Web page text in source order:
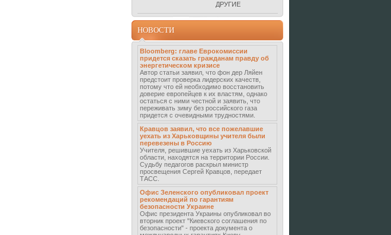
ДРУГИЕ
НОВОСТИ
Bloomberg: главе Еврокомиссии
придется сказать гражданам правду об
энергетическом кризисе
Автор статьи заявил, что фон дер Ляйен
предстоит проверка лидерских качеств,
потому что ей необходимо восстановить
доверие европейцев к их властям, однако
остаться с ними честной и заявить, что
переживать зиму без российского газа
придется с очевидными трудностями.
Кравцов заявил, что все пожелавшие
уехать из Харьковщины учителя были
перевезены в Россию
Учителя, решившие уехать из Харьковской
области, находятся на территории России.
Судьбу педагогов раскрыл министр
просвещения Сергей Кравцов, передает
ТАСС.
Офис Зеленского опубликовал проект
рекомендаций по гарантиям
безопасности Украине
Офис президента Украины опубликовал во
вторник проект "Киевского соглашения по
безопасности" - проекта документа о